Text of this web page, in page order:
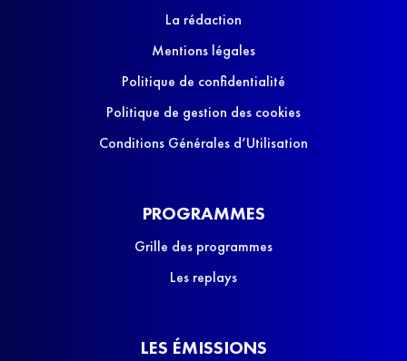
La rédaction
Mentions légales
Politique de confidentialité
Politique de gestion des cookies
Conditions Générales d’Utilisation
PROGRAMMES
Grille des programmes
Les replays
LES ÉMISSIONS